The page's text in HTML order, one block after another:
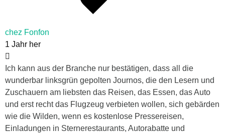
chez Fonfon
1 Jahr her
Ich kann aus der Branche nur bestätigen, dass all die
wunderbar linksgrün gepolten Journos, die den Lesern und
Zuschauern am liebsten das Reisen, das Essen, das Auto
und erst recht das Flugzeug verbieten wollen, sich gebärden
wie die Wilden, wenn es kostenlose Pressereisen,
Einladungen in Sternerestaurants, Autorabatte und